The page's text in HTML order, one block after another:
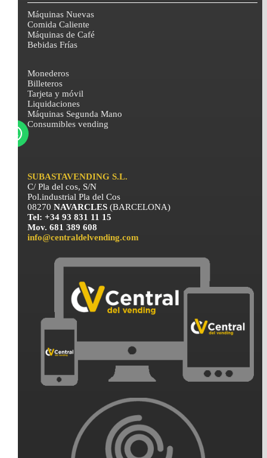
Máquinas Nuevas
Comida Caliente
Máquinas de Café
Bebidas Frías
Monederos
Billeteros
Tarjeta y móvil
Liquidaciones
Máquinas Segunda Mano
Consumibles vending
SUBASTAVENDING S.L.
C/ Pla del cos, S/N
Pol.industrial Pla del Cos
08270NAVARCLES(BARCELONA)
Tel: +34 93 831 11 15
Mov. 681 389 608
info@centraldelvending.com